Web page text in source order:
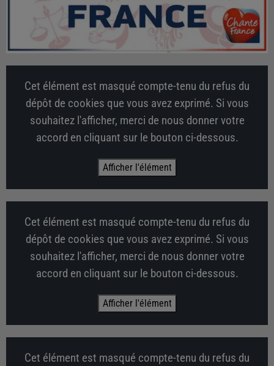
Cet élément est masqué compte-tenu du refus du
dépôt de cookies que vous avez exprimé. Si vous
souhaitez l'afficher, merci de nous donner votre
accord en cliquant sur le bouton ci-dessous.
Afficher l'élément
Cet élément est masqué compte-tenu du refus du
dépôt de cookies que vous avez exprimé. Si vous
souhaitez l'afficher, merci de nous donner votre
accord en cliquant sur le bouton ci-dessous.
Afficher l'élément
Cet élément est masqué compte-tenu du refus du